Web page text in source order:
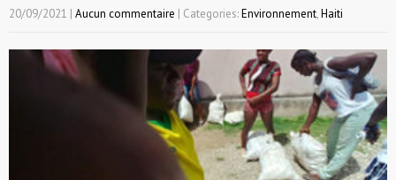
20/09/2021 | Aucun commentaire | Categories:Environnement,Haiti